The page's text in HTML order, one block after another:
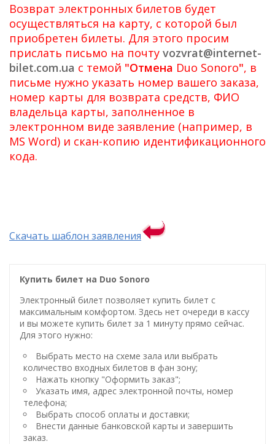
Возврат электронных билетов будет
осуществляться на карту, с которой был
приобретен билеты. Для этого просим
прислать письмо на почту vozvrat@internet-
bilet.com.ua с темой "Отмена Duo Sonoro", в
письме нужно указать номер вашего заказа,
номер карты для возврата средств, ФИО
владельца карты, заполненное в
электронном виде заявление (например, в
MS Word) и скан-копию идентификационного
кода.
Скачать шаблон заявления
Купить билет на Duo Sonoro
Электронный билет позволяет купить билет с
максимальным комфортом. Здесь нет очереди в кассу
и вы можете купить билет за 1 минуту прямо сейчас.
Для этого нужно:
Выбрать место на схеме зала или выбрать
количество входных билетов в фан зону;
Нажать кнопку "Оформить заказ";
Указать имя, адрес электронной почты, номер
телефона;
Выбрать способ оплаты и доставки;
Внести данные банковской карты и завершить
заказ.